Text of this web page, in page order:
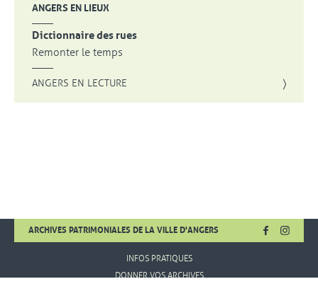
ANGERS EN LIEUX
Dictionnaire des rues
Remonter le temps
ANGERS EN LECTURE
ARCHIVES PATRIMONIALES DE LA VILLE D'ANGERS FACEBOOK
, OUVRE
,
INFOS PRATIQUES
DONNER VOS ARCHIVES